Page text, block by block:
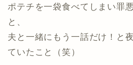
ポテチを一袋食べてしまい罪
と、
夫と一緒にもう一話だけ！と
ていたこと（笑）